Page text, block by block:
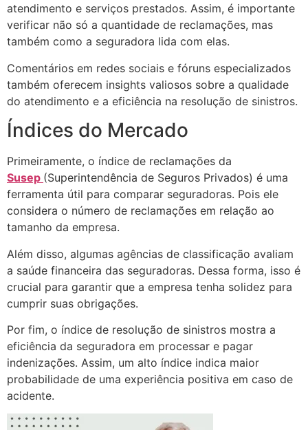
atendimento e serviços prestados. Assim, é importante
verificar não só a quantidade de reclamações, mas
também como a seguradora lida com elas.
Comentários em redes sociais e fóruns especializados
também oferecem insights valiosos sobre a qualidade
do atendimento e a eficiência na resolução de sinistros.
Índices do Mercado
Primeiramente, o índice de reclamações da
Susep (Superintendência de Seguros Privados) é uma
ferramenta útil para comparar seguradoras. Pois ele
considera o número de reclamações em relação ao
tamanho da empresa.
Além disso, algumas agências de classificação avaliam
a saúde financeira das seguradoras. Dessa forma, isso é
crucial para garantir que a empresa tenha solidez para
cumprir suas obrigações.
Por fim, o índice de resolução de sinistros mostra a
eficiência da seguradora em processar e pagar
indenizações. Assim, um alto índice indica maior
probabilidade de uma experiência positiva em caso de
acidente.